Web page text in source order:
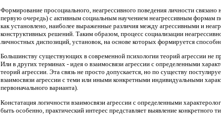
Формирование просоциального, неагрессивного поведения личности
первую очередь) с активным социальным научением неагрессивным формам
как установлено, наиболее выраженные различия между агрессивными и
конструктивных решений. Таким образом, процесс социализации
личностных диспозиций, установок, на основе которых формируется
Большинству существующих в современной психологии теорий агрессии не
Или в других терминах - идея о взаимосвязи агрессии с определенными
теорий агрессии. Эта связь не просто допускается, но по существу
взаимосвязи агрессии с теми или иными конкретными индивидуальными
первоначального варианта).
Констатация логичности взаимосвязи агрессии с определенными
быть особенно, практический интерес представляет выявление